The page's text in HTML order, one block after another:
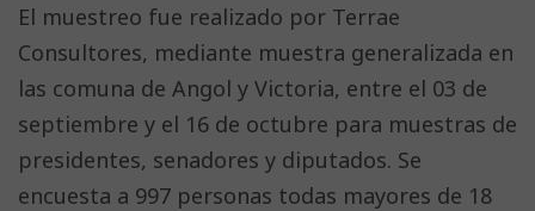
El muestreo fue realizado por Terrae
Consultores, mediante muestra generalizada en
las comuna de Angol y Victoria, entre el 03 de
septiembre y el 16 de octubre para muestras de
presidentes, senadores y diputados. Se
encuesta a 997 personas todas mayores de 18